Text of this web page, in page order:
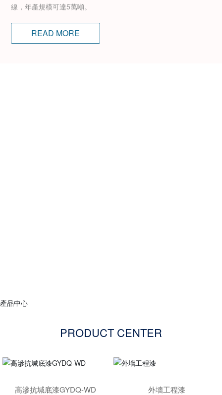
線，年產規模可達5萬噸。
READ MORE
產品中心
PRODUCT CENTER
高滲抗堿底漆GYDQ-WD 外墻工程漆